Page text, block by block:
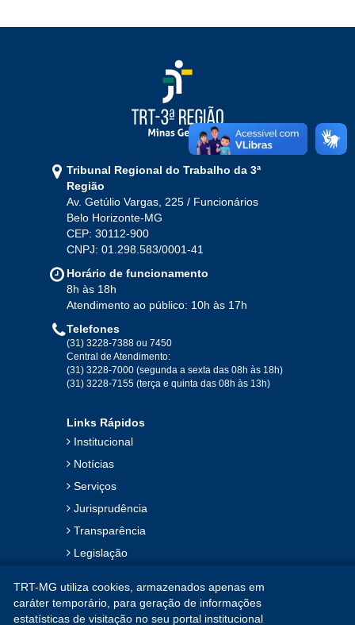
Tribunal Regional do Trabalho da 3ª
Região
Av. Getúlio Vargas, 225 / Funcionários
Belo Horizonte-MG
CEP: 30112-900
CNPJ: 01.298.583/0001-41
Horário de funcionamento
8h às 18h
Atendimento ao público: 10h às 17h
Telefones
(31) 3228-7388 ou 7450
Central de Atendimento:
(31) 3228-7000 (segunda a sexta das 08h às 18h)
(31) 3228-7155 (terça e quinta das 08h às 13h)
Links Rápidos
Institucional
Notícias
Serviços
Jurisprudência
Transparência
Legislação
Contato
Mapa do Site
TRT-MG utiliza cookies, armazenados apenas em
caráter temporário, para geração de informações
estatísticas de visitação no seu portal institucional